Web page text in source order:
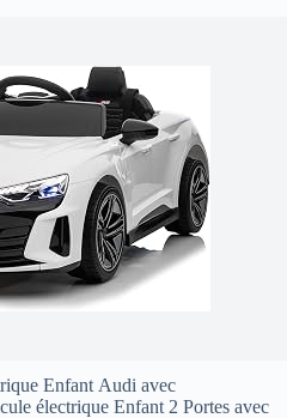
Enfant Audi avec
électrique Enfant 2 Portes avec